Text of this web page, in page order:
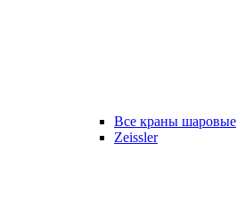
Все краны шаровые
Zeissler